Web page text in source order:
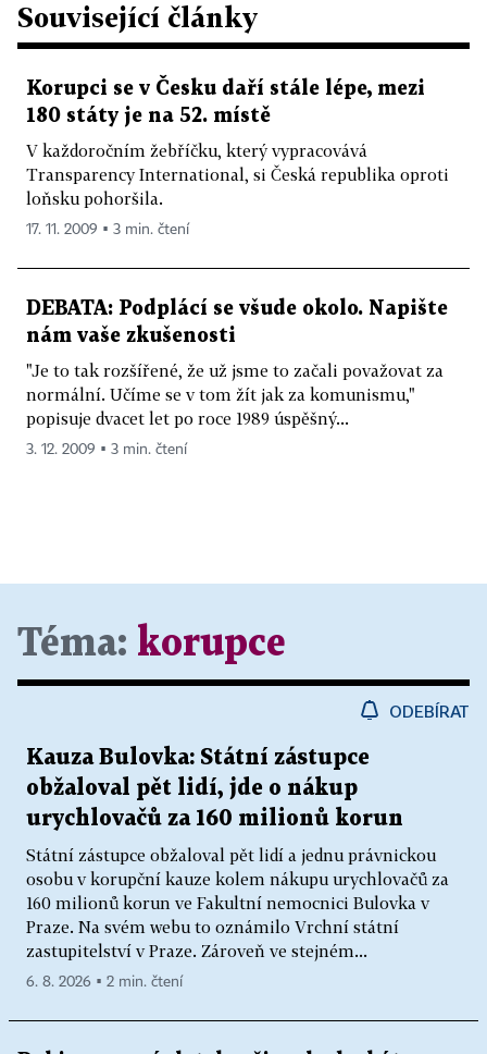
Související články
Korupci se v Česku daří stále lépe, mezi
180 státy je na 52. místě
V každoročním žebříčku, který vypracovává
Transparency International, si Česká republika oproti
loňsku pohoršila.
17. 11. 2009 ▪ 3 min. čtení
DEBATA: Podplácí se všude okolo. Napište
nám vaše zkušenosti
"Je to tak rozšířené, že už jsme to začali považovat za
normální. Učíme se v tom žít jak za komunismu,"
popisuje dvacet let po roce 1989 úspěšný...
3. 12. 2009 ▪ 3 min. čtení
Téma: korupce
ODEBÍRAT
Kauza Bulovka: Státní zástupce
obžaloval pět lidí, jde o nákup
urychlovačů za 160 milionů korun
Státní zástupce obžaloval pět lidí a jednu právnickou
osobu v korupční kauze kolem nákupu urychlovačů za
160 milionů korun ve Fakultní nemocnici Bulovka v
Praze. Na svém webu to oznámilo Vrchní státní
zastupitelství v Praze. Zároveň ve stejném...
6. 8. 2026 ▪ 2 min. čtení